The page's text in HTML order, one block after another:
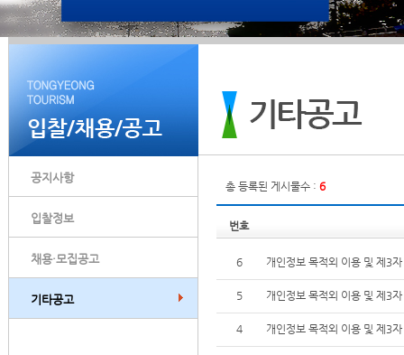
공지사항
입찰정보
채용·모집공고
기타공고
총 등록된 게시물수 : 6
번호
6 개인정보 목적외 이용 및 제3
5 개인정보 목적외 이용 및 제3
4 개인정보 목적외 이용 및 제3